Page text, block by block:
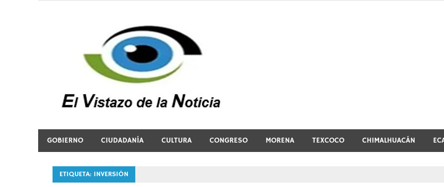
GOBIERNO CIUDADANÍA CULTURA CONGRESO MORENA TEXCOCO CHIMALHUACÁN
ETIQUETA: INVERSIÓN